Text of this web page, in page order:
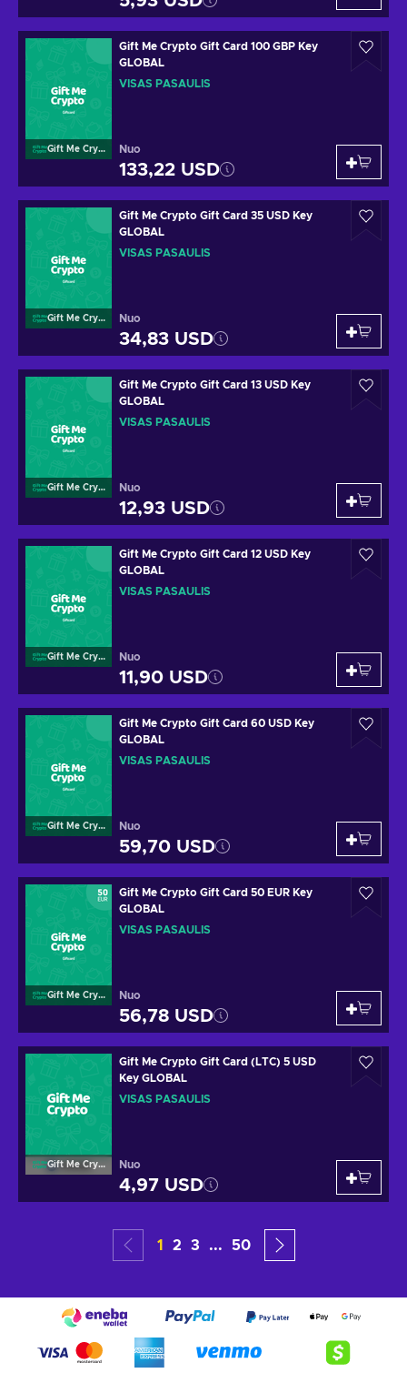
Gift Me Crypto
Gift Me Crypto Gift Card 100 GBP Key
GLOBAL
VISAS PASAULIS
Nuo
133,22 USD
Gift Me Crypto
Gift Me Crypto Gift Card 35 USD Key
GLOBAL
VISAS PASAULIS
Nuo
34,83 USD
Gift Me Crypto
Gift Me Crypto Gift Card 13 USD Key
GLOBAL
VISAS PASAULIS
Nuo
12,93 USD
Gift Me Crypto
Gift Me Crypto Gift Card 12 USD Key
GLOBAL
VISAS PASAULIS
Nuo
11,90 USD
Gift Me Crypto
Gift Me Crypto Gift Card 60 USD Key
GLOBAL
VISAS PASAULIS
Nuo
59,70 USD
Gift Me Crypto
Gift Me Crypto Gift Card 50 EUR Key
GLOBAL
VISAS PASAULIS
Nuo
56,78 USD
Gift Me Crypto
Gift Me Crypto Gift Card (LTC) 5 USD
Key GLOBAL
VISAS PASAULIS
Nuo
4,97 USD
1 2 3 ... 50